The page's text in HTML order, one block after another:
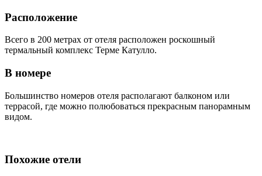
Расположение
Всего в 200 метрах от отеля расположен роскошный
термальный комплекс Терме Катулло.
В номере
Большинство номеров отеля располагают балконом или
террасой, где можно полюбоваться прекрасным панорамным
видом.
Похожие отели